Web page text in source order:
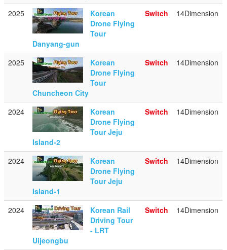
2025
Korean
Drone Flying
Tour
Danyang-gun
Switch 14Dimension
2025
Korean
Drone Flying
Tour
Chuncheon City
Switch 14Dimension
2024
Korean
Drone Flying
Tour Jeju
Island-2
Switch 14Dimension
2024
Korean
Drone Flying
Tour Jeju
Island-1
Switch 14Dimension
2024
Korean Rail
Driving Tour
- LRT
Uijeongbu
Switch 14Dimension